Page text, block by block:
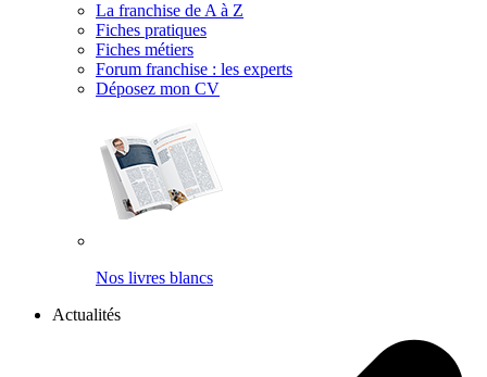
La franchise de A à Z
Fiches pratiques
Fiches métiers
Forum franchise : les experts
Déposez mon CV
Nos livres blancs
Actualités